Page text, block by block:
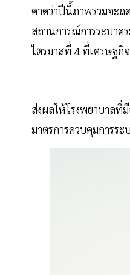
คาดว่าปีนี้ภาพรวมจะถ
สถานการณ์การระบาด
ไตรมาสที่ 4 ที่เศรษฐกิ
ส่งผลให้โรงพยาบาลที่
มาตรการควบคุมการร